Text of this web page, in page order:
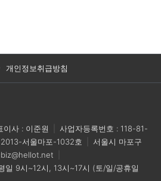
개인정보취급방침
이사 : 이준원
사업자등록번호 : 118-81-
서울마포-1032호
서울시 마포구
일 9시~12시, 13시~17시 (토/일/공휴일